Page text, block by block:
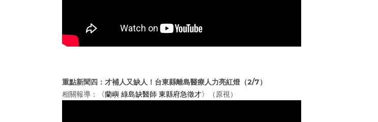
重點新聞四：才補人又缺人！台東縣離島醫療人力亮紅燈（2/7）
相關報導：
〈蘭嶼 綠島缺醫師 東縣府急徵才〉 （原視）